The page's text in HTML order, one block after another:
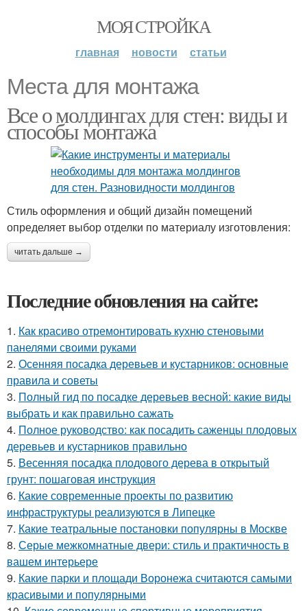
МОЯ СТРОЙКА
главная новости статьи
Места для монтажа
Все о молдингах для стен: виды и
способы монтажа
Стиль оформления и общий дизайн помещений
определяет выбор отделки по материалу изготовления:
читать дальше →
Последние обновления на сайте:
1. Как красиво отремонтировать кухню стеновыми
панелями своими руками
2. Осенняя посадка деревьев и кустарников: основные
правила и советы
3. Полный гид по посадке деревьев весной: какие виды
выбрать и как правильно сажать
4. Полное руководство: как посадить саженцы плодовых
деревьев и кустарников правильно
5. Весенняя посадка плодового дерева в открытый
грунт: пошаговая инструкция
6. Какие современные проекты по развитию
инфраструктуры реализуются в Липецке
7. Какие театральные постановки популярны в Москве
8. Серые межкомнатные двери: стиль и практичность в
вашем интерьере
9. Какие парки и площади Воронежа считаются самыми
красивыми и популярными